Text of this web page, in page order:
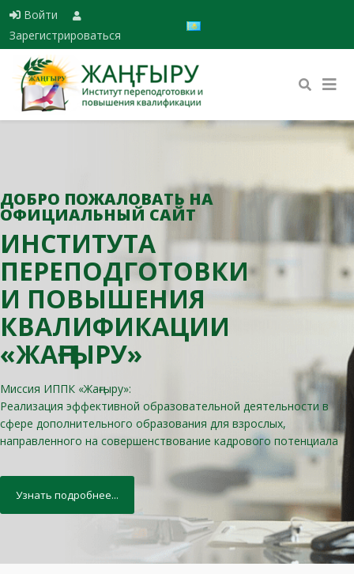
Войти
Зарегистрироваться
ДОБРО ПОЖАЛОВАТЬ НА
ОФИЦИАЛЬНЫЙ САЙТ
ИНСТИТУТА
ПЕРЕПОДГОТОВКИ
И ПОВЫШЕНИЯ
КВАЛИФИКАЦИИ
«ЖАҢҒЫРУ»
Миссия ИППК «Жаңғыру»:
Реализация эффективной образовательной деятельности в
сфере дополнительного образования для взрослых,
направленного на совершенствование кадрового потенциала
Узнать подробнее...